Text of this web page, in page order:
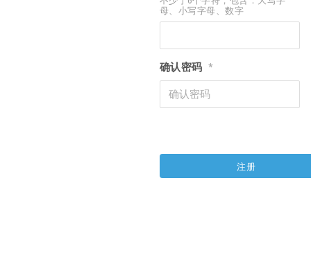
母、小写字母、数字
确认密码 *